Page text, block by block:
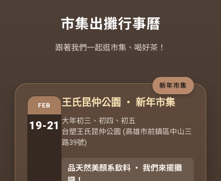
市集出攤行事曆
跟著我們一起逛市集、喝好茶！
新年市集
FEB
19-21
王氏昆仲公園 ‧ 新年市集
大年初三、初四、初五
台塑王氏昆仲公園 (高雄市前鎮區中山三
路39號)
品天然美顏系飲料 ‧ 我們來擺攤